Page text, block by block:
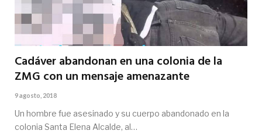
Cadáver abandonan en una colonia de la
ZMG con un mensaje amenazante
9 agosto, 2018
Un hombre fue asesinado y su cuerpo abandonado en la
colonia Santa Elena Alcalde, al…